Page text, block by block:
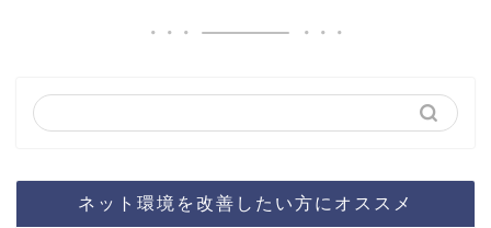
ネット環境を改善したい方にオススメ